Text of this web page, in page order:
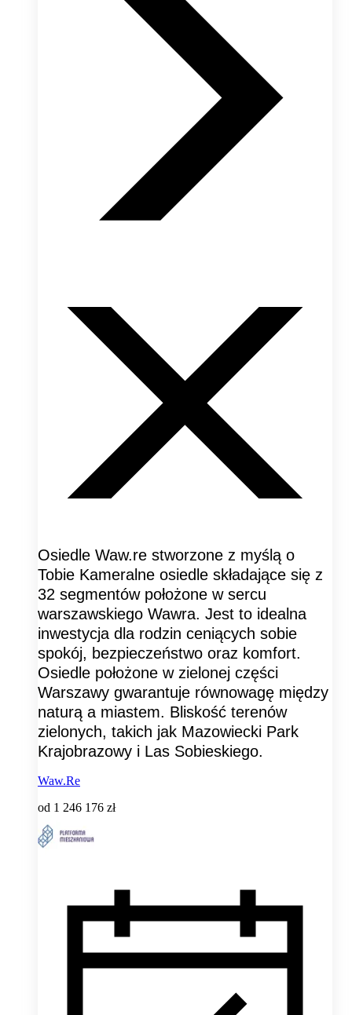
Osiedle Waw.re stworzone z myślą o
Tobie Kameralne osiedle składające się z
32 segmentów położone w sercu
warszawskiego Wawra. Jest to idealna
inwestycja dla rodzin ceniących sobie
spokój, bezpieczeństwo oraz komfort.
Osiedle położone w zielonej części
Warszawy gwarantuje równowagę między
naturą a miastem. Bliskość terenów
zielonych, takich jak Mazowiecki Park
Krajobrazowy i Las Sobieskiego.
Waw.Re
od 1 246 176 zł